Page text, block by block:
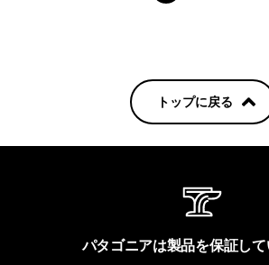
トップに戻る
パタゴニアは製品を保証して